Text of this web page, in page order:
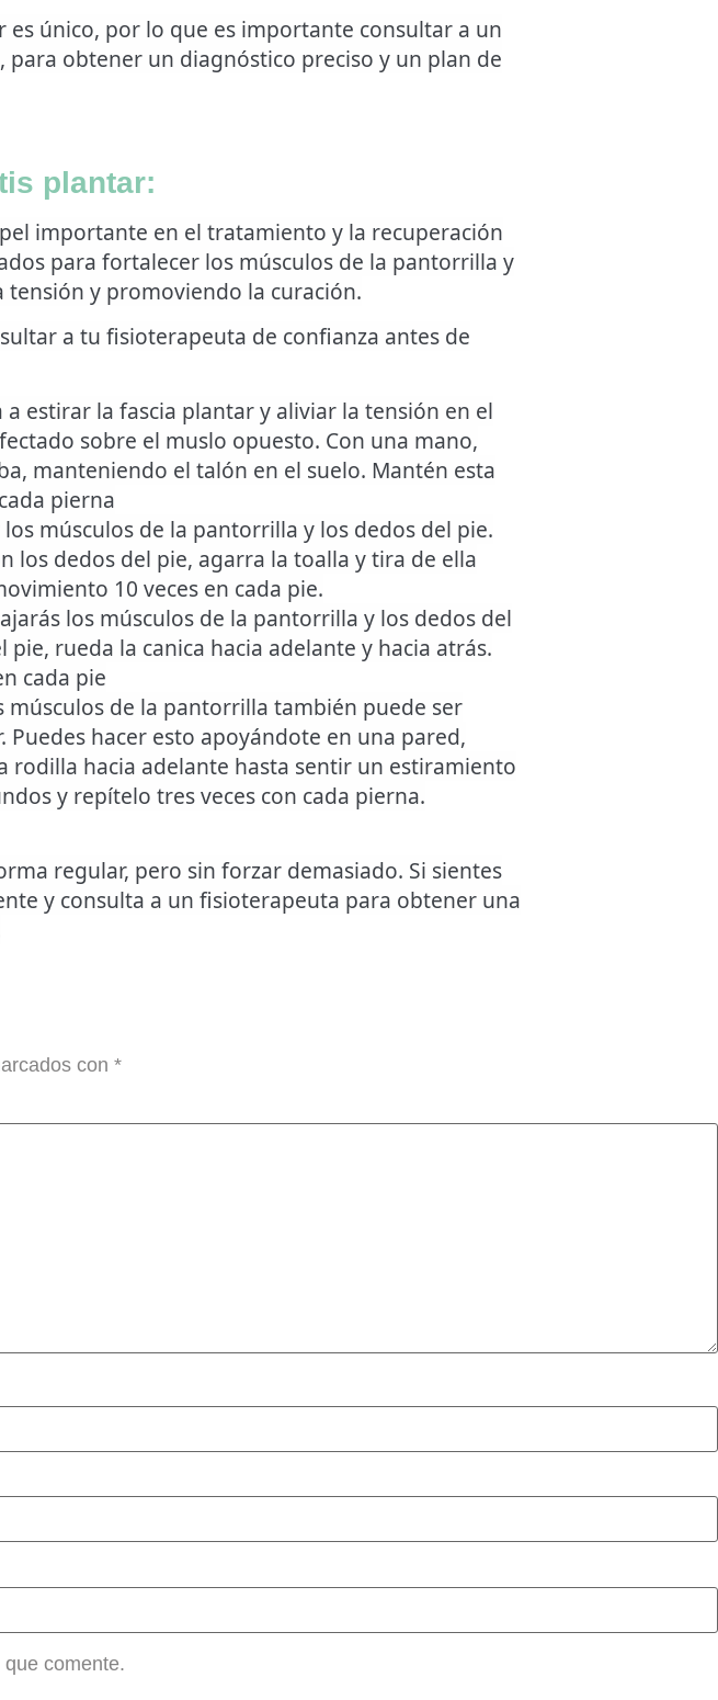
es único, por lo que es importante consultar a un
obtener un diagnóstico preciso y un plan de
plantar:
importante en el tratamiento y la recuperación
para fortalecer los músculos de la pantorrilla y
tensión y promoviendo la curación.
a tu fisioterapeuta de confianza antes de
a estirar la fascia plantar y aliviar la tensión en el
sobre el muslo opuesto. Con una mano,
manteniendo el talón en el suelo. Mantén esta
pierna
músculos de la pantorrilla y los dedos del pie.
los dedos del pie, agarra la toalla y tira de ella
10 veces en cada pie.
los músculos de la pantorrilla y los dedos del
rueda la canica hacia adelante y hacia atrás.
cada pie
músculos de la pantorrilla también puede ser
hacer esto apoyándote en una pared,
rodilla hacia adelante hasta sentir un estiramiento
y repítelo tres veces con cada pierna.
regular, pero sin forzar demasiado. Si sientes
y consulta a un fisioterapeuta para obtener una
con *
comente.